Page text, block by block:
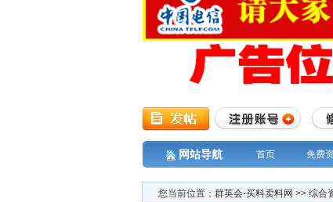
网站导航 首页 免费
您当前位置： 群英会-买料卖料网 >> 综合